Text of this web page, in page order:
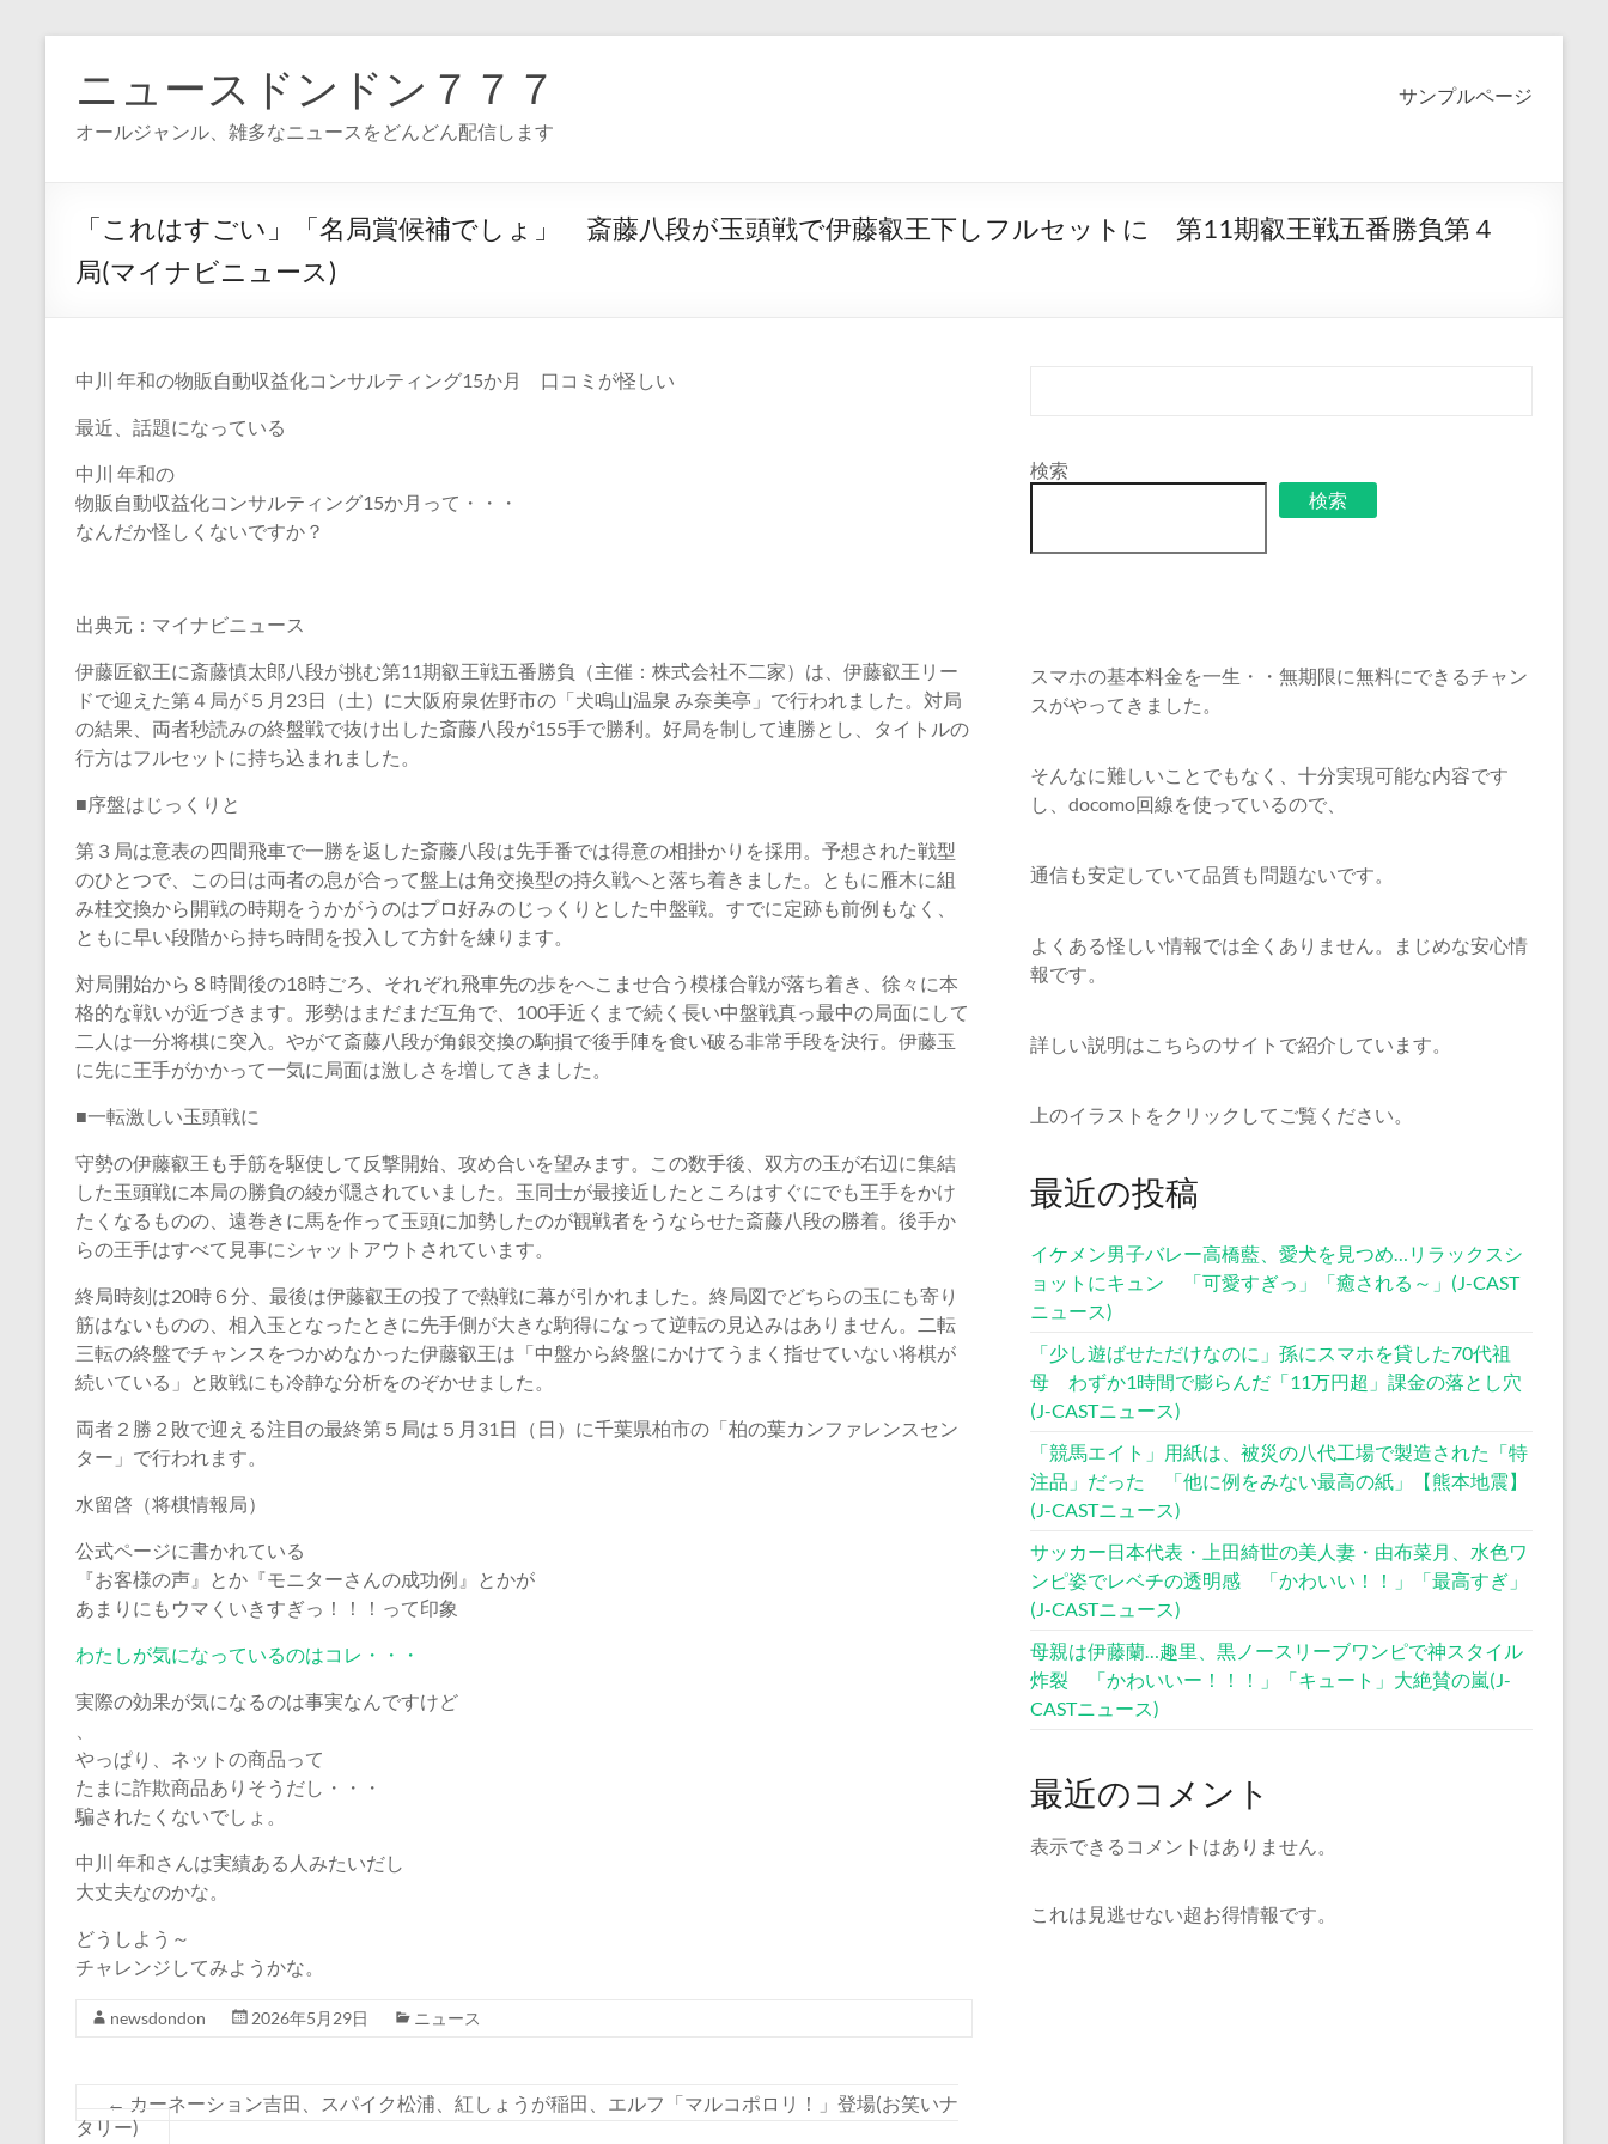
ニュースドンドン７７７
オールジャンル、雑多なニュースをどんどん配信します
サンプルページ
「これはすごい」「名局賞候補でしょ」 斎藤八段が玉頭戦で伊藤叡王下しフルセットに 第11期叡王戦五番勝負第４
局(マイナビニュース)
中川 年和の物販自動収益化コンサルティング15か月 口コミが怪しい
最近、話題になっている
中川 年和の
物販自動収益化コンサルティング15か月って・・・
なんだか怪しくないですか？
出典元：マイナビニュース
伊藤匠叡王に斎藤慎太郎八段が挑む第11期叡王戦五番勝負（主催：株式会社不二家）は、伊藤叡王リー
ドで迎えた第４局が５月23日（土）に大阪府泉佐野市の「犬鳴山温泉 み奈美亭」で行われました。対局
の結果、両者秒読みの終盤戦で抜け出した斎藤八段が155手で勝利。好局を制して連勝とし、タイトルの
行方はフルセットに持ち込まれました。
■序盤はじっくりと
第３局は意表の四間飛車で一勝を返した斎藤八段は先手番では得意の相掛かりを採用。予想された戦型
のひとつで、この日は両者の息が合って盤上は角交換型の持久戦へと落ち着きました。ともに雁木に組
み桂交換から開戦の時期をうかがうのはプロ好みのじっくりとした中盤戦。すでに定跡も前例もなく、
ともに早い段階から持ち時間を投入して方針を練ります。
対局開始から８時間後の18時ごろ、それぞれ飛車先の歩をへこませ合う模様合戦が落ち着き、徐々に本
格的な戦いが近づきます。形勢はまだまだ互角で、100手近くまで続く長い中盤戦真っ最中の局面にして
二人は一分将棋に突入。やがて斎藤八段が角銀交換の駒損で後手陣を食い破る非常手段を決行。伊藤玉
に先に王手がかかって一気に局面は激しさを増してきました。
■一転激しい玉頭戦に
守勢の伊藤叡王も手筋を駆使して反撃開始、攻め合いを望みます。この数手後、双方の玉が右辺に集結
した玉頭戦に本局の勝負の綾が隠されていました。玉同士が最接近したところはすぐにでも王手をかけ
たくなるものの、遠巻きに馬を作って玉頭に加勢したのが観戦者をうならせた斎藤八段の勝着。後手か
らの王手はすべて見事にシャットアウトされています。
終局時刻は20時６分、最後は伊藤叡王の投了で熱戦に幕が引かれました。終局図でどちらの玉にも寄り
筋はないものの、相入玉となったときに先手側が大きな駒得になって逆転の見込みはありません。二転
三転の終盤でチャンスをつかめなかった伊藤叡王は「中盤から終盤にかけてうまく指せていない将棋が
続いている」と敗戦にも冷静な分析をのぞかせました。
両者２勝２敗で迎える注目の最終第５局は５月31日（日）に千葉県柏市の「柏の葉カンファレンスセン
ター」で行われます。
水留啓（将棋情報局）
公式ページに書かれている
『お客様の声』とか『モニターさんの成功例』とかが
あまりにもウマくいきすぎっ！！！って印象
わたしが気になっているのはコレ・・・
実際の効果が気になるのは事実なんですけど
やっぱり、ネットの商品って
たまに詐欺商品ありそうだし・・・
騙されたくないでしょ。
中川 年和さんは実績ある人みたいだし
大丈夫なのかな。
どうしよう～
チャレンジしてみようかな。
newsdondon 2026年5月29日 ニュース
← カーネーション吉田、スパイク松浦、紅しょうが稲田、エルフ「マルコポロリ！」登場(お笑いナ
タリー)
検索
検索
スマホの基本料金を一生・・無期限に無料にできるチャン
スがやってきました。
そんなに難しいことでもなく、十分実現可能な内容です
し、docomo回線を使っているので、
通信も安定していて品質も問題ないです。
よくある怪しい情報では全くありません。まじめな安心情
報です。
詳しい説明はこちらのサイトで紹介しています。
上のイラストをクリックしてご覧ください。
最近の投稿
イケメン男子バレー高橋藍、愛犬を見つめ…リラックスシ
ョットにキュン 「可愛すぎっ」「癒される～」(J-CAST
ニュース)
「少し遊ばせただけなのに」孫にスマホを貸した70代祖
母 わずか1時間で膨らんだ「11万円超」課金の落とし穴
(J-CASTニュース)
「競馬エイト」用紙は、被災の八代工場で製造された「特
注品」だった 「他に例をみない最高の紙」【熊本地震】
(J-CASTニュース)
サッカー日本代表・上田綺世の美人妻・由布菜月、水色ワ
ンピ姿でレベチの透明感 「かわいい！！」「最高すぎ」
(J-CASTニュース)
母親は伊藤蘭…趣里、黒ノースリーブワンピで神スタイル
炸裂 「かわいいー！！！」「キュート」大絶賛の嵐(J-
CASTニュース)
最近のコメント
表示できるコメントはありません。
これは見逃せない超お得情報です。